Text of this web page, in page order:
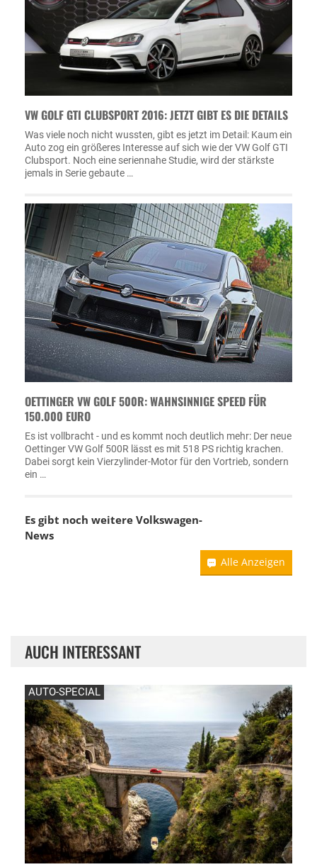
VW GOLF GTI CLUBSPORT 2016: JETZT GIBT ES DIE DETAILS
Was viele noch nicht wussten, gibt es jetzt im Detail: Kaum ein
Auto zog ein größeres Interesse auf sich wie der VW Golf GTI
Clubsport. Noch eine seriennahe Studie, wird der stärkste
jemals in Serie gebaute …
OETTINGER VW GOLF 500R: WAHNSINNIGE SPEED FÜR
150.000 EURO
Es ist vollbracht - und es kommt noch deutlich mehr: Der neue
Oettinger VW Golf 500R lässt es mit 518 PS richtig krachen.
Dabei sorgt kein Vierzylinder-Motor für den Vortrieb, sondern
ein …
Es gibt noch weitere Volkswagen-
News
Alle Anzeigen
AUCH INTERESSANT
AUTO-SPECIAL